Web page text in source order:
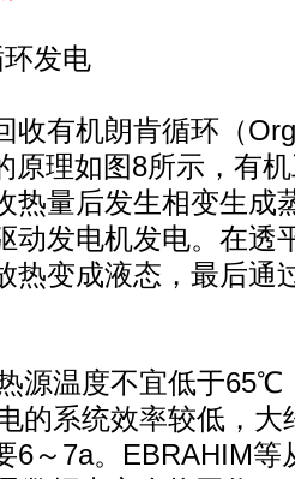
发电
有机朗肯循环（
原理如图8所示，有
热量后发生相变生成
动发电机发电。在透
热变成液态，最后通
温度不宜低于65℃
的系统效率较低，大
6～7a。EBRAHIM